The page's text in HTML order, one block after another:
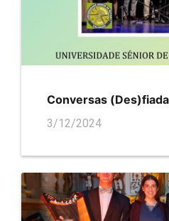
Conversas
3/12/2024